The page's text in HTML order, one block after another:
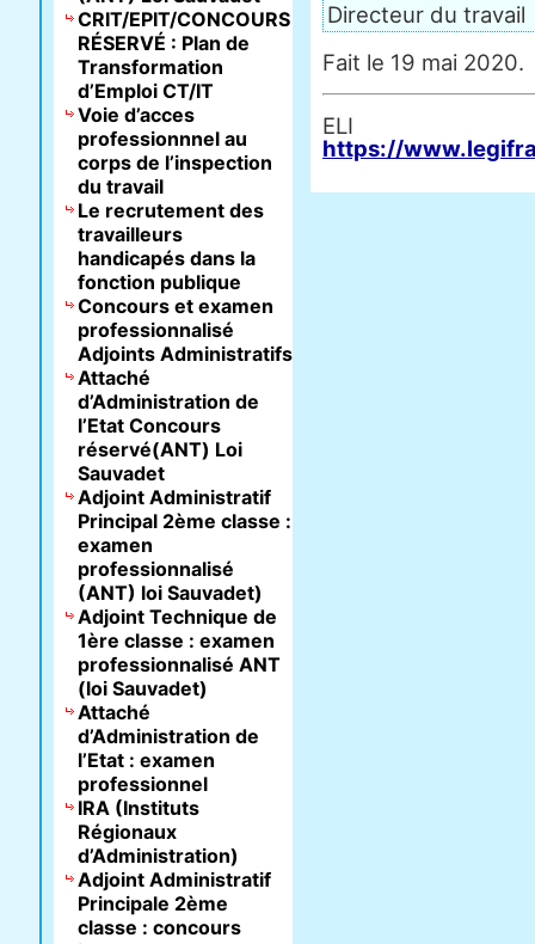
Directeur du travail
Fait le 19 mai 2020.
https://
CRIT/EPIT/CONCOURS
RÉSERVÉ : Plan de
Transformation
d’Emploi CT/IT
Voie d’acces
professionnnel au
corps de l’inspection
du travail
Le recrutement des
travailleurs
handicapés dans la
fonction publique
Concours et examen
professionnalisé
Adjoints Administratifs
Attaché
d’Administration de
l’Etat Concours
réservé(ANT) Loi
Sauvadet
Adjoint Administratif
Principal 2ème classe :
examen
professionnalisé
(ANT) loi Sauvadet)
Adjoint Technique de
1ère classe : examen
professionnalisé ANT
(loi Sauvadet)
Attaché
d’Administration de
l’Etat : examen
professionnel
IRA (Instituts
Régionaux
d’Administration)
Adjoint Administratif
Principale 2ème
classe : concours